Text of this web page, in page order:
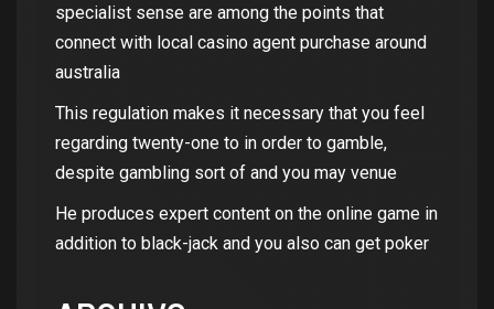
specialist sense are among the points that
connect with local casino agent purchase around
australia
This regulation makes it necessary that you feel
regarding twenty-one to in order to gamble,
despite gambling sort of and you may venue
He produces expert content on the online game in
addition to black-jack and you also can get poker